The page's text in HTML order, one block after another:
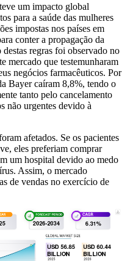
um impacto global
para a saúde das mulheres
impostas nos países em
conter a propagação da
regras foi observado no
mercado que testemunharam
negócios farmacêuticos. Por
Bayer caíram 8,8%, tendo o
tanto pelo cancelamento
não urgentes devido à
afetados. Se os pacientes
eles preferiam comprar
um hospital devido ao medo
Assim, o mercado
de vendas no exercício de